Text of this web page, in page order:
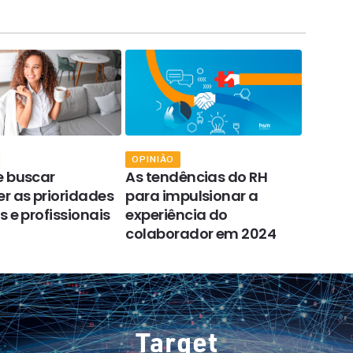
buscar
as prioridades
e profissionais
OPINIÃO
As tendências do RH
para impulsionar a
experiência do
colaborador em 2024
Target